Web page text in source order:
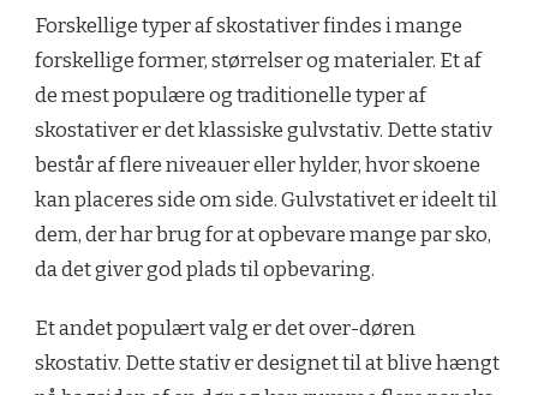
Forskellige typer af skostativer findes i mange
forskellige former, størrelser og materialer. Et af
de mest populære og traditionelle typer af
skostativer er det klassiske gulvstativ. Dette stativ
består af flere niveauer eller hylder, hvor skoene
kan placeres side om side. Gulvstativet er ideelt til
dem, der har brug for at opbevare mange par sko,
da det giver god plads til opbevaring.
Et andet populært valg er det over-døren
skostativ. Dette stativ er designet til at blive hængt